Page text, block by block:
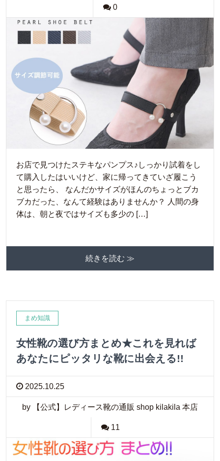
0
お店で見つけたステキなパンプス♪しっかり試着をし
て購入したはいいけど、家に帰ってきていざ履こう
と思ったら、 なんだかサイズがほんのちょっとブカ
ブカだった、なんて経験はありませんか？ 人間の身
体は、朝と夜ではサイズも多少の […]
続きを読む ≫
まめ知識
女性靴の選び方まとめ★これを見れば
あなたにピッタリな靴に出会える!!
2025.10.25
by 【公式】レディース靴の通販 shop kilakila 本店
11